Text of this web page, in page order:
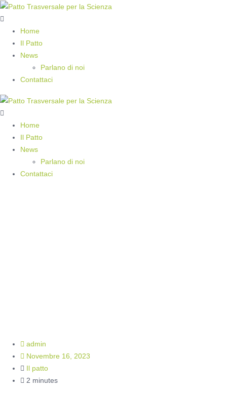
Home
Il Patto
News
Parlano di noi
Contattaci
Home
Il Patto
News
Parlano di noi
Contattaci
admin
Novembre 16, 2023
Il patto
2 minutes